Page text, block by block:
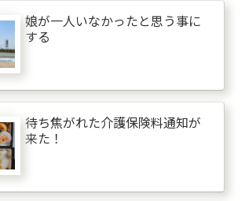
娘が一人いなかったと思う事に
する
待ち焦がれた介護保険料通知が
来た！